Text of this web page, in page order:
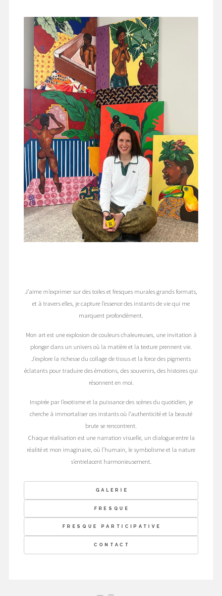
J’aime m’exprimer sur des toiles et fresques murales grands formats,
et à travers elles, je capture l’essence des instants de vie qui me
marquent profondément.
Mon art est une explosion de couleurs chaleureuses, une invitation à
plonger dans un univers où la matière et la texture prennent vie.
J’explore la richesse du collage de tissus et la force des pigments
éclatants pour traduire des émotions, des souvenirs, des histoires qui
résonnent en moi.
Inspirée par l’exotisme et la puissance des scènes du quotidien, je
cherche à immortaliser ces instants où l’authenticité et la beauté
brute se rencontrent.
Chaque réalisation est une narration visuelle, un dialogue entre la
réalité et mon imaginaire, où l’humain, le symbolisme et la nature
s’entrelacent harmonieusement.
GALERIE
FRESQUE
FRESQUE PARTICIPATIVE
CONTACT